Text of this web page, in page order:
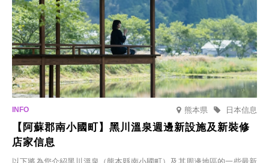
熊本県 日本信息
【阿蘇郡南小國町】黑川溫泉週邊新設施及新裝修
店家信息